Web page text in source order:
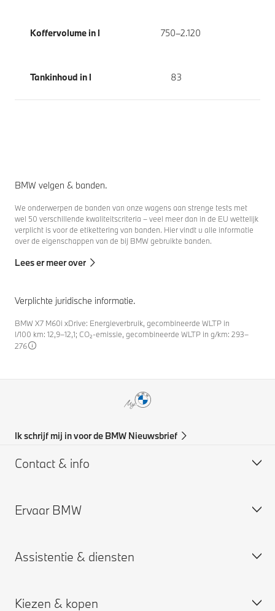
Koffervolume in l 750–2.120
Tankinhoud in l 83
BMW velgen & banden.
We onderwerpen de banden van onze wagens aan strenge tests met
wel 50 verschillende kwaliteitscriteria – veel meer dan in de EU wettelijk
verplicht is voor de etikettering van banden. Hier vindt u alle informatie
over de eigenschappen van de bij BMW gebruikte banden.
Lees er meer over
Verplichte juridische informatie.
BMW X7 M60i xDrive: Energieverbruik, gecombineerde WLTP in
l/100 km: 12,9–12,1; CO₂-emissie, gecombineerde WLTP in g/km: 293–
276
Ik schrijf mij in voor de BMW Nieuwsbrief
Contact & info
Support & Contact
Ervaar BMW
BMW vacatures
BMW Group
Assistentie & diensten
Plan een service afspraak
Kiezen & kopen